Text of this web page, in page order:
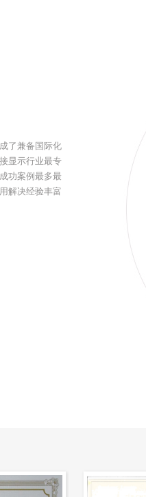
了兼备国际化
显示行业最专
功案例最多最
解决经验丰富